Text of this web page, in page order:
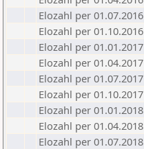
Elozahl per 01.07.2016
Elozahl per 01.10.2016
Elozahl per 01.01.2017
Elozahl per 01.04.2017
Elozahl per 01.07.2017
Elozahl per 01.10.2017
Elozahl per 01.01.2018
Elozahl per 01.04.2018
Elozahl per 01.07.2018